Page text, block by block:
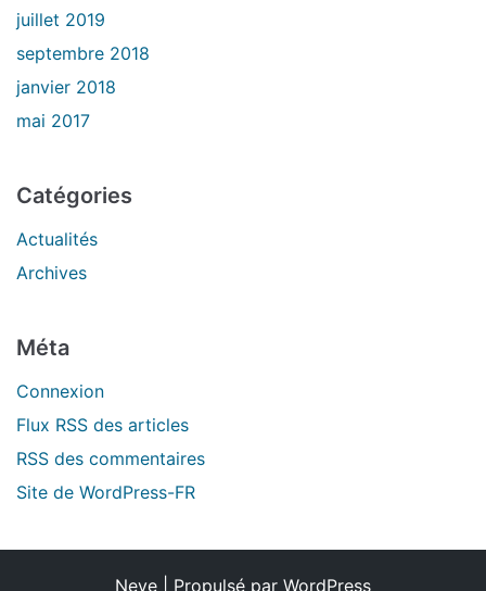
juillet 2019
septembre 2018
janvier 2018
mai 2017
Catégories
Actualités
Archives
Méta
Connexion
Flux RSS des articles
RSS des commentaires
Site de WordPress-FR
Neve | Propulsé par WordPress